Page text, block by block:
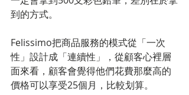
到的方式。
Felissimo把商品服務的模式從「一次
性」設計成「連續性」，從顧客心裡層
面來看，顧客會覺得他們花費那麼高的
價格可以享受25個月，比較划算。